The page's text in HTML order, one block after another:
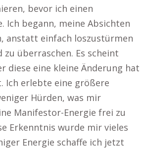
bevor ich einen
Ich begann, meine Absichten
anstatt einfach loszustürmen
überraschen. Es scheint
diese eine kleine Änderung hat
Ich erlebte eine größere
Hürden, was mir
Manifestor-Energie frei zu
Erkenntnis wurde mir vieles
Energie schaffe ich jetzt